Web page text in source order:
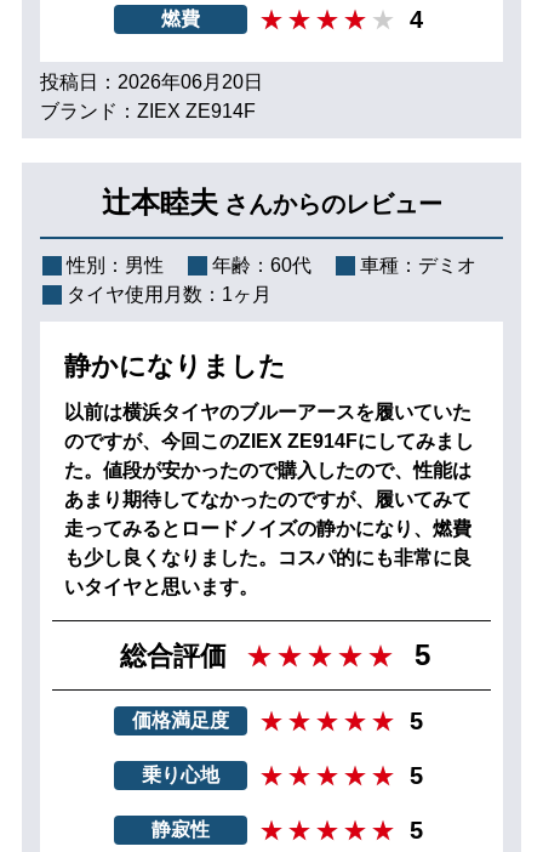
燃費 4
投稿日：2026年06月20日
ブランド：ZIEX ZE914F
辻本睦夫 さんからのレビュー
性別： 男性 年齢： 60代 車種： デミオ
タイヤ使用月数： 1ヶ月
静かになりました
以前は横浜タイヤのブルーアースを履いていた
のですが、今回このZIEX ZE914Fにしてみまし
た。値段が安かったので購入したので、性能は
あまり期待してなかったのですが、履いてみて
走ってみるとロードノイズの静かになり、燃費
も少し良くなりました。コスパ的にも非常に良
いタイヤと思います。
総合評価 5
価格満足度 5
乗り心地 5
静寂性 5